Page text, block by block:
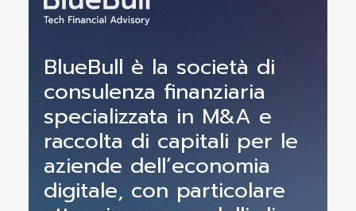
BlueBull è la società di
consulenza finanziaria
specializzata in M&A e
raccolta di capitali per le
aziende dell’economia
digitale, con particolare